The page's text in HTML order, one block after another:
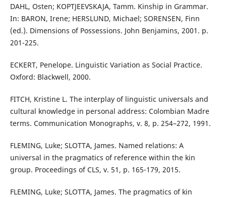
DAHL, Osten; KOPTJEEVSKAJA, Tamm. Kinship in Grammar.
In: BARON, Irene; HERSLUND, Michael; SORENSEN, Finn
(ed.). Dimensions of Possessions. John Benjamins, 2001. p.
201-225.
ECKERT, Penelope. Linguistic Variation as Social Practice.
Oxford: Blackwell, 2000.
FITCH, Kristine L. The interplay of linguistic universals and
cultural knowledge in personal address: Colombian Madre
terms. Communication Monographs, v. 8, p. 254–272, 1991.
FLEMING, Luke; SLOTTA, James. Named relations: A
universal in the pragmatics of reference within the kin
group. Proceedings of CLS, v. 51, p. 165-179, 2015.
FLEMING, Luke; SLOTTA, James. The pragmatics of kin